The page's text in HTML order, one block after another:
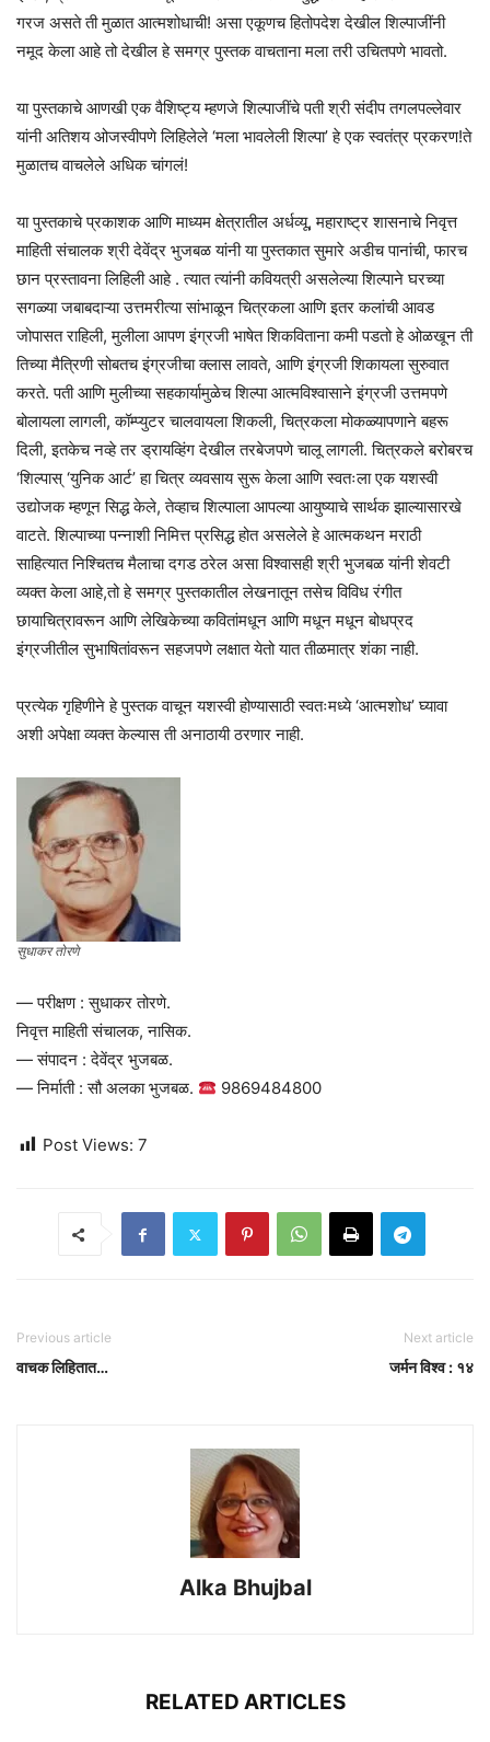
गरज असते ती मुळात आत्मशोधाची! असा एकूणच हितोपदेश देखील शिल्पाजींनी
नमूद केला आहे तो देखील हे समग्र पुस्तक वाचताना मला तरी उचितपणे भावतो.
या पुस्तकाचे आणखी एक वैशिष्ट्य म्हणजे शिल्पाजींचे पती श्री संदीप तगलपल्लेवार
यांनी अतिशय ओजस्वीपणे लिहिलेले ‘मला भावलेली शिल्पा’ हे एक स्वतंत्र प्रकरण!ते
मुळातच वाचलेले अधिक चांगलं!
या पुस्तकाचे प्रकाशक आणि माध्यम क्षेत्रातील अर्धव्यू, महाराष्ट्र शासनाचे निवृत्त
माहिती संचालक श्री देवेंद्र भुजबळ यांनी या पुस्तकात सुमारे अडीच पानांची, फारच
छान प्रस्तावना लिहिली आहे . त्यात त्यांनी कवियत्री असलेल्या शिल्पाने घरच्या
सगळ्या जबाबदाऱ्या उत्तमरीत्या सांभाळून चित्रकला आणि इतर कलांची आवड
जोपासत राहिली, मुलीला आपण इंग्रजी भाषेत शिकविताना कमी पडतो हे ओळखून ती
तिच्या मैत्रिणी सोबतच इंग्रजीचा क्लास लावते, आणि इंग्रजी शिकायला सुरुवात
करते. पती आणि मुलीच्या सहकार्यामुळेच शिल्पा आत्मविश्वासाने इंग्रजी उत्तमपणे
बोलायला लागली, कॉम्प्युटर चालवायला शिकली, चित्रकला मोकळ्यापणाने बहरू
दिली, इतकेच नव्हे तर ड्रायव्हिंग देखील तरबेजपणे चालू लागली. चित्रकले बरोबरच
‘शिल्पास् ‘युनिक आर्ट’ हा चित्र व्यवसाय सुरू केला आणि स्वतःला एक यशस्वी
उद्योजक म्हणून सिद्ध केले, तेव्हाच शिल्पाला आपल्या आयुष्याचे सार्थक झाल्यासारखे
वाटते. शिल्पाच्या पन्नाशी निमित्त प्रसिद्ध होत असलेले हे आत्मकथन मराठी
साहित्यात निश्चितच मैलाचा दगड ठरेल असा विश्वासही श्री भुजबळ यांनी शेवटी
व्यक्त केला आहे,तो हे समग्र पुस्तकातील लेखनातून तसेच विविध रंगीत
छायाचित्रावरून आणि लेखिकेच्या कवितांमधून आणि मधून मधून बोधप्रद
इंग्रजीतील सुभाषितांवरून सहजपणे लक्षात येतो यात तीळमात्र शंका नाही.
प्रत्येक गृहिणीने हे पुस्तक वाचून यशस्वी होण्यासाठी स्वतःमध्ये ‘आत्मशोध’ घ्यावा
अशी अपेक्षा व्यक्त केल्यास ती अनाठायी ठरणार नाही.
सुधाकर तोरणे
— परीक्षण : सुधाकर तोरणे.
निवृत्त माहिती संचालक, नासिक.
— संपादन : देवेंद्र भुजबळ.
— निर्माती : सौ अलका भुजबळ.
9869484800
Post Views: 7
Previous article
वाचक लिहितात…
Next article
जर्मन विश्व : १४
Alka Bhujbal
RELATED ARTICLES